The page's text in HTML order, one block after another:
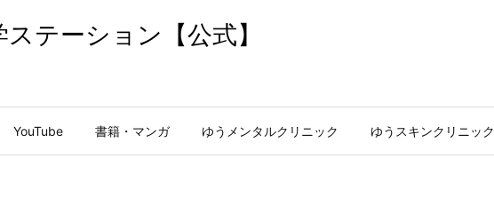
テーション【公式】
YouTube 書籍・マンガ ゆうメンタルクリニック ゆうスキンクリニック